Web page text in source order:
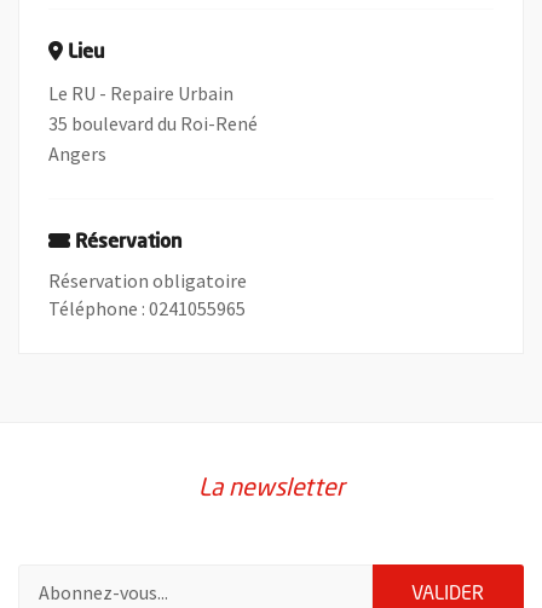
Lieu
Le RU - Repaire Urbain
35 boulevard du Roi-René
Angers
Réservation
Réservation obligatoire
Téléphone : 0241055965
La newsletter
VALIDER